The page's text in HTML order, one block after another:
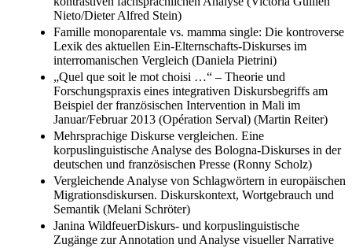
Nieto/Dieter Alfred Stein)
Famille monoparentale vs. mamma single: Die kontroverse
Lexik des aktuellen Ein-Elternschafts-Diskurses im
interromanischen Vergleich (Daniela Pietrini)
„Quel que soit le mot choisi …“ – Theorie und
Forschungspraxis eines integrativen Diskursbegriffs am
Beispiel der französischen Intervention in Mali im
Januar/Februar 2013 (Opération Serval) (Martin Reiter)
Mehrsprachige Diskurse vergleichen. Eine
korpuslinguistische Analyse des Bologna-Diskurses in der
deutschen und französischen Presse (Ronny Scholz)
Vergleichende Analyse von Schlagwörtern in europäischen
Migrationsdiskursen. Diskurskontext, Wortgebrauch und
Semantik (Melani Schröter)
Janina WildfeuerDiskurs- und korpuslinguistische
Zugänge zur Annotation und Analyse visueller Narrative